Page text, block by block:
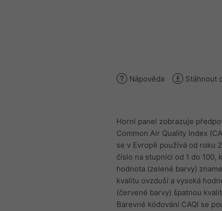
Nápověda Stáhnout
Horní panel zobrazuje
Common Air Quality Index
se v Evropě používá od roku
číslo na stupnici od 1 do 100,
hodnota (zelené barvy)
kvalitu ovzduší a vysoká
(červené barvy) špatnou
Barevné kódování CAQI se